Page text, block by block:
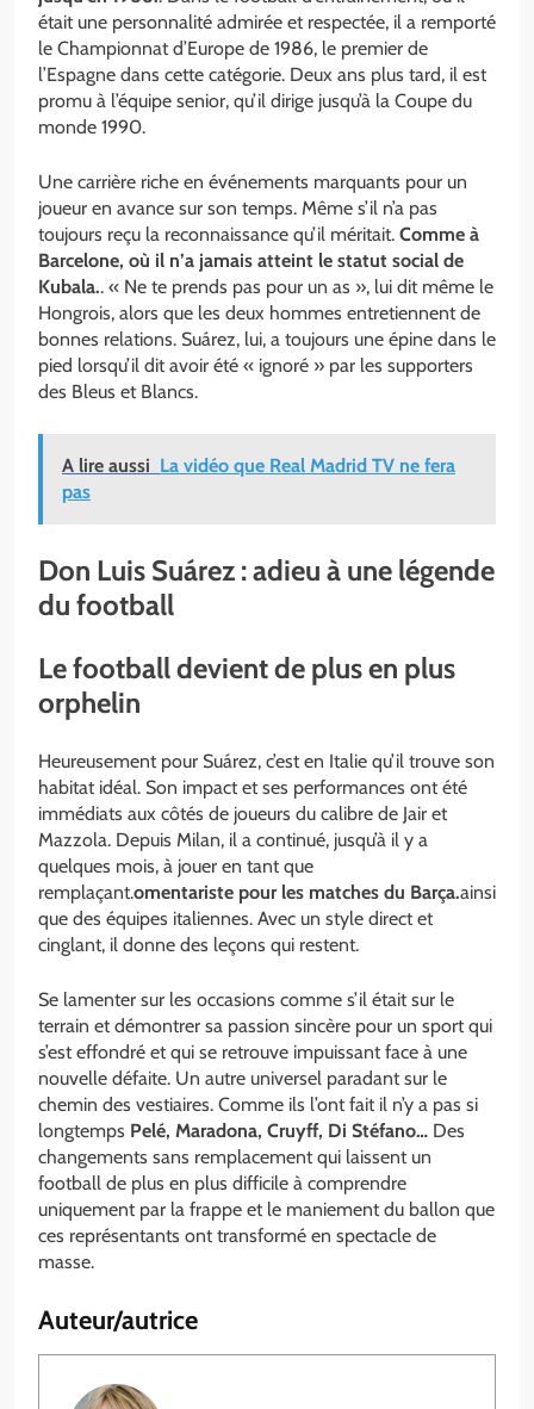
était une personnalité admirée et respectée, il a remporté
le Championnat d’Europe de 1986, le premier de
l’Espagne dans cette catégorie. Deux ans plus tard, il est
promu à l’équipe senior, qu’il dirige jusqu’à la Coupe du
monde 1990.
Une carrière riche en événements marquants pour un
joueur en avance sur son temps. Même s’il n’a pas
toujours reçu la reconnaissance qu’il méritait. Comme à
Barcelone, où il n’a jamais atteint le statut social de
Kubala.. « Ne te prends pas pour un as », lui dit même le
Hongrois, alors que les deux hommes entretiennent de
bonnes relations. Suárez, lui, a toujours une épine dans le
pied lorsqu’il dit avoir été « ignoré » par les supporters
des Bleus et Blancs.
A lire aussi La vidéo que Real Madrid TV ne fera
pas
Don Luis Suárez : adieu à une légende
du football
Le football devient de plus en plus
orphelin
Heureusement pour Suárez, c’est en Italie qu’il trouve son
habitat idéal. Son impact et ses performances ont été
immédiats aux côtés de joueurs du calibre de Jair et
Mazzola. Depuis Milan, il a continué, jusqu’à il y a
quelques mois, à jouer en tant que
remplaçant.omentariste pour les matches du Barça.ainsi
que des équipes italiennes. Avec un style direct et
cinglant, il donne des leçons qui restent.
Se lamenter sur les occasions comme s’il était sur le
terrain et démontrer sa passion sincère pour un sport qui
s’est effondré et qui se retrouve impuissant face à une
nouvelle défaite. Un autre universel paradant sur le
chemin des vestiaires. Comme ils l’ont fait il n’y a pas si
longtemps Pelé, Maradona, Cruyff, Di Stéfano… Des
changements sans remplacement qui laissent un
football de plus en plus difficile à comprendre
uniquement par la frappe et le maniement du ballon que
ces représentants ont transformé en spectacle de
masse.
Auteur/autrice